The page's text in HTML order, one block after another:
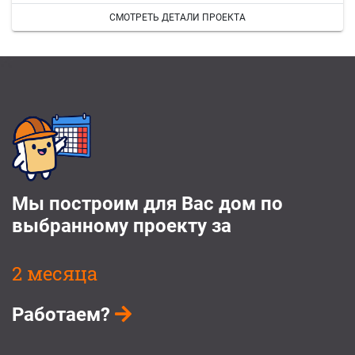
СМОТРЕТЬ ДЕТАЛИ ПРОЕКТА
Мы построим для Вас дом по
выбранному проекту за
2 месяца
Работаем?